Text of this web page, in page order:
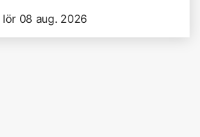
lör 08 aug. 2026